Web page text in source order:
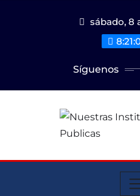
sábado, 8
Síguenos